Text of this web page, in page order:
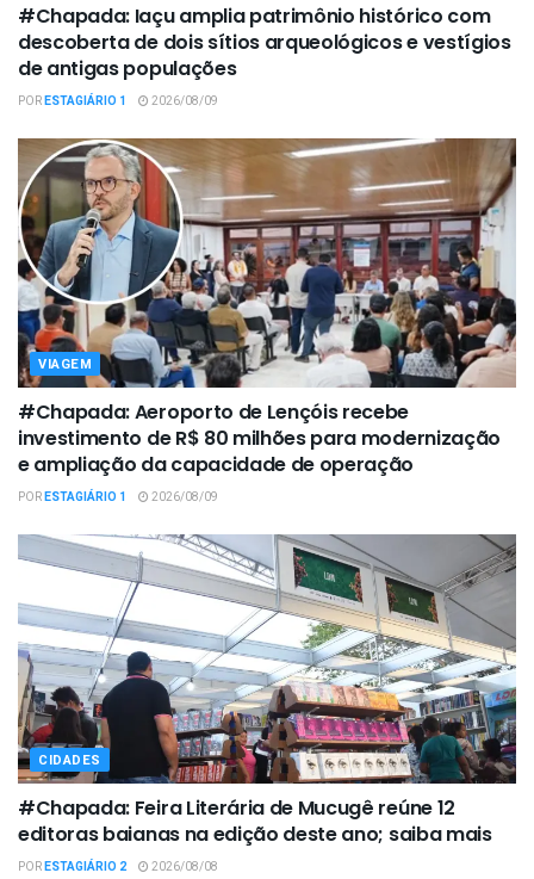
#Chapada: Iaçu amplia patrimônio histórico com
descoberta de dois sítios arqueológicos e vestígios
de antigas populações
PORESTAGIÁRIO 1 2026/08/09
VIAGEM
#Chapada: Aeroporto de Lençóis recebe
investimento de R$ 80 milhões para modernização
e ampliação da capacidade de operação
PORESTAGIÁRIO 1 2026/08/09
CIDADES
#Chapada: Feira Literária de Mucugê reúne 12
editoras baianas na edição deste ano; saiba mais
PORESTAGIÁRIO 2 2026/08/08